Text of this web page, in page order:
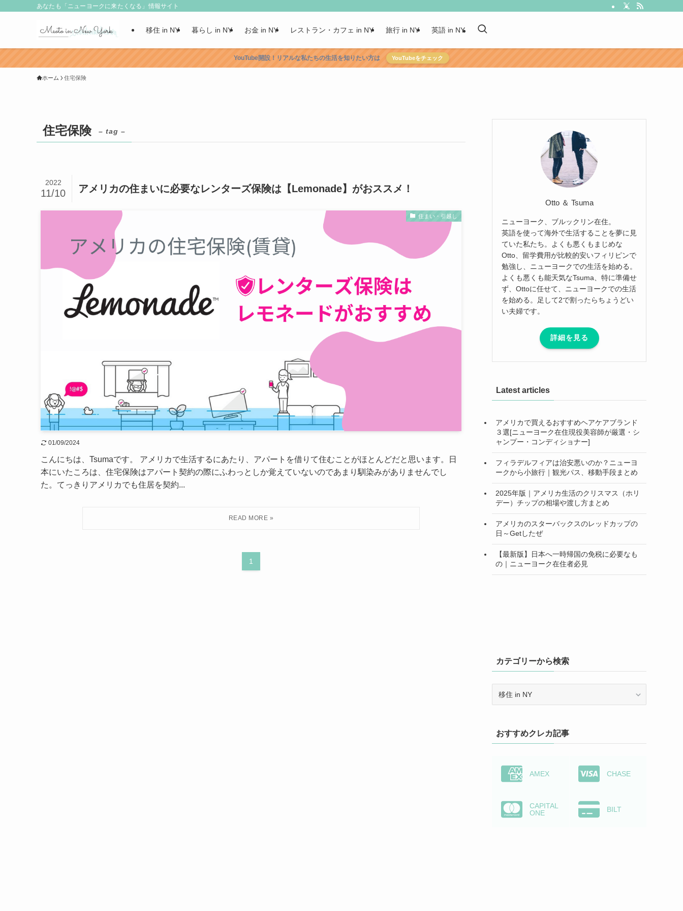
あなたも「ニューヨークに来たくなる」情報サイト
移住 in NY 暮らし in NY お金 in NY レストラン・カフェ in NY 旅行 in NY 英語 in NY
YouTube開設！リアルな私たちの生活を知りたい方は YouTubeをチェック
ホーム 住宅保険
住宅保険 – tag –
アメリカの住まいに必要なレンターズ保険は【Lemonade】がおススメ！
2022
11/10
住まい・引越し
01/09/2024
こんにちは、Tsumaです。 アメリカで生活するにあたり、アパートを借りて住むことがほとんどだと思います。日
本にいたころは、住宅保険はアパート契約の際にふわっとしか覚えていないのであまり馴染みがありませんでし
た。てっきりアメリカでも住居を契約...
1
Otto ＆ Tsuma
ニューヨーク、ブルックリン在住。
英語を使って海外で生活することを夢に見
ていた私たち。よくも悪くもまじめな
Otto、留学費用が比較的安いフィリピンで
勉強し、ニューヨークでの生活を始める。
よくも悪くも能天気なTsuma、特に準備せ
ず、Ottoに任せて、ニューヨークでの生活
を始める。足して2で割ったらちょうどい
い夫婦です。
詳細を見る
Latest articles
アメリカで買えるおすすめヘアケアブランド
３選[ニューヨーク在住現役美容師が厳選・シ
ャンプー・コンディショナー]
フィラデルフィアは治安悪いのか？ニューヨ
ークから小旅行｜観光パス、移動手段まとめ
2025年版｜アメリカ生活のクリスマス（ホリ
デー）チップの相場や渡し方まとめ
アメリカのスターバックスのレッドカップの
日～Getしたぜ
【最新版】日本へ一時帰国の免税に必要なも
の｜ニューヨーク在住者必見
カテゴリーから検索
ー
か
おすすめクレカ記事
AMEX CHASE
CAPITAL
ONE
BILT